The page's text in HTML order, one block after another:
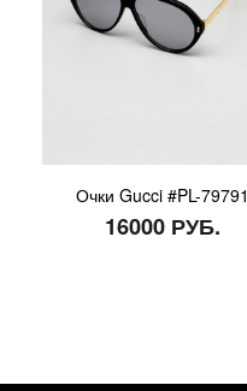
Очки Gucci #PL-79791
16000 РУБ.